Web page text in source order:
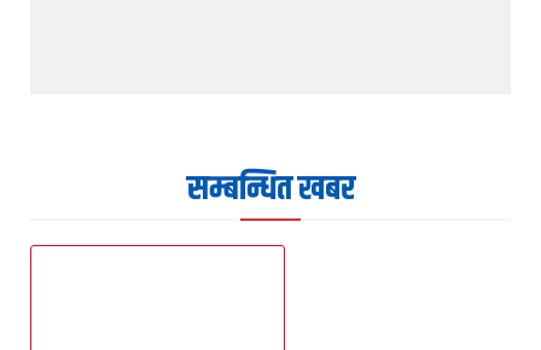
सम्बन्धित खबर